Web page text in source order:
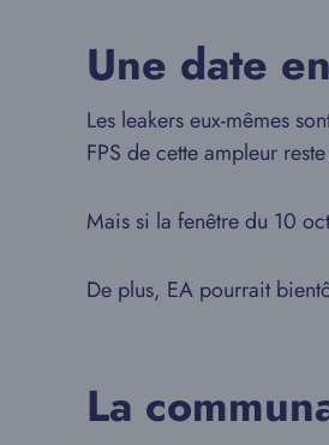
Une date
Les leakers eux-mêmes
FPS de cette ampleur
Mais si la fenêtre du 10
De plus, EA pourrait
La